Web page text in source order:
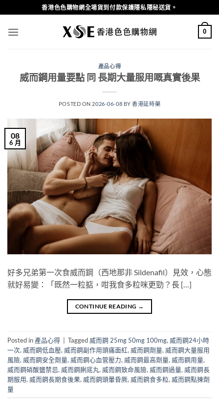
to
content
香港色色購物網全場貨到付款保護隱私隱秘送貨。
0
產品心得
威而鋼用量要點 同 長期大量服用嘅真實後果
POSTED ON 2026-06-08 BY香港延時藥
08
6 月
好多兄弟第一次食威而鋼（西地那非 Sildenafil）見效，心態
就好易變：「既然一粒掂，咁我食多粒咪更勁？長 […]
CONTINUE READING →
Posted in 產品心得 Tagged 威而鋼 25mg 50mg 100mg, 威而鋼24小時
一次, 威而鋼低血壓, 威而鋼副作用頭痛面紅, 威而鋼劑量, 威而鋼大量服用
風險, 威而鋼安全劑量, 威而鋼心血管壓力, 威而鋼最高劑量, 威而鋼用量,
威而鋼硝酸鹽禁忌, 威而鋼脷底丸, 威而鋼致命風險, 威而鋼過量, 威而鋼長
期服用, 威而鋼長期食後果, 威而鋼頭暈昏厥, 威而鋼食多粒, 威而鋼點揀劑
量